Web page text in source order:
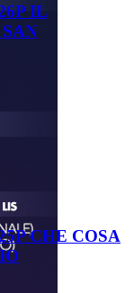
IL
CHE COSA